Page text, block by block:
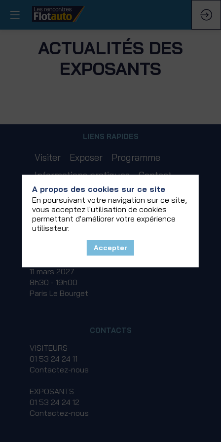
ACTUALITÉS DES
EXPOSANTS
LIENS RAPIDES
Visiter Exposer
Programme
Informations pratiques
Contact
Mentions légales
Politique de confidentialité
PROCHAINE ÉDITION
11 mars 2027
8h30 - 19h00
Paris Le Bourget
CONTACTS
VISITEURS
01 53 24 24 11
Contactez-nous
EXPOSANTS
01 53 24 24 12
Contactez-nous
A propos des cookies sur ce site
En poursuivant votre navigation sur ce site,
vous acceptez l'utilisation de cookies
permettant d'améliorer votre expérience
utilisateur.
Accepter